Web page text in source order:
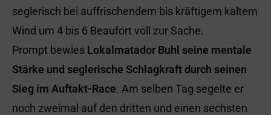
seglerisch bei auffrischendem bis kräftigem kaltem
Wind um 4 bis 6 Beaufort voll zur Sache.
Prompt bewies Lokalmatador Buhl seine mentale
Stärke und seglerische Schlagkraft durch seinen
Sieg im Auftakt-Race. Am selben Tag segelte er
noch zweimal auf den dritten und einen sechsten